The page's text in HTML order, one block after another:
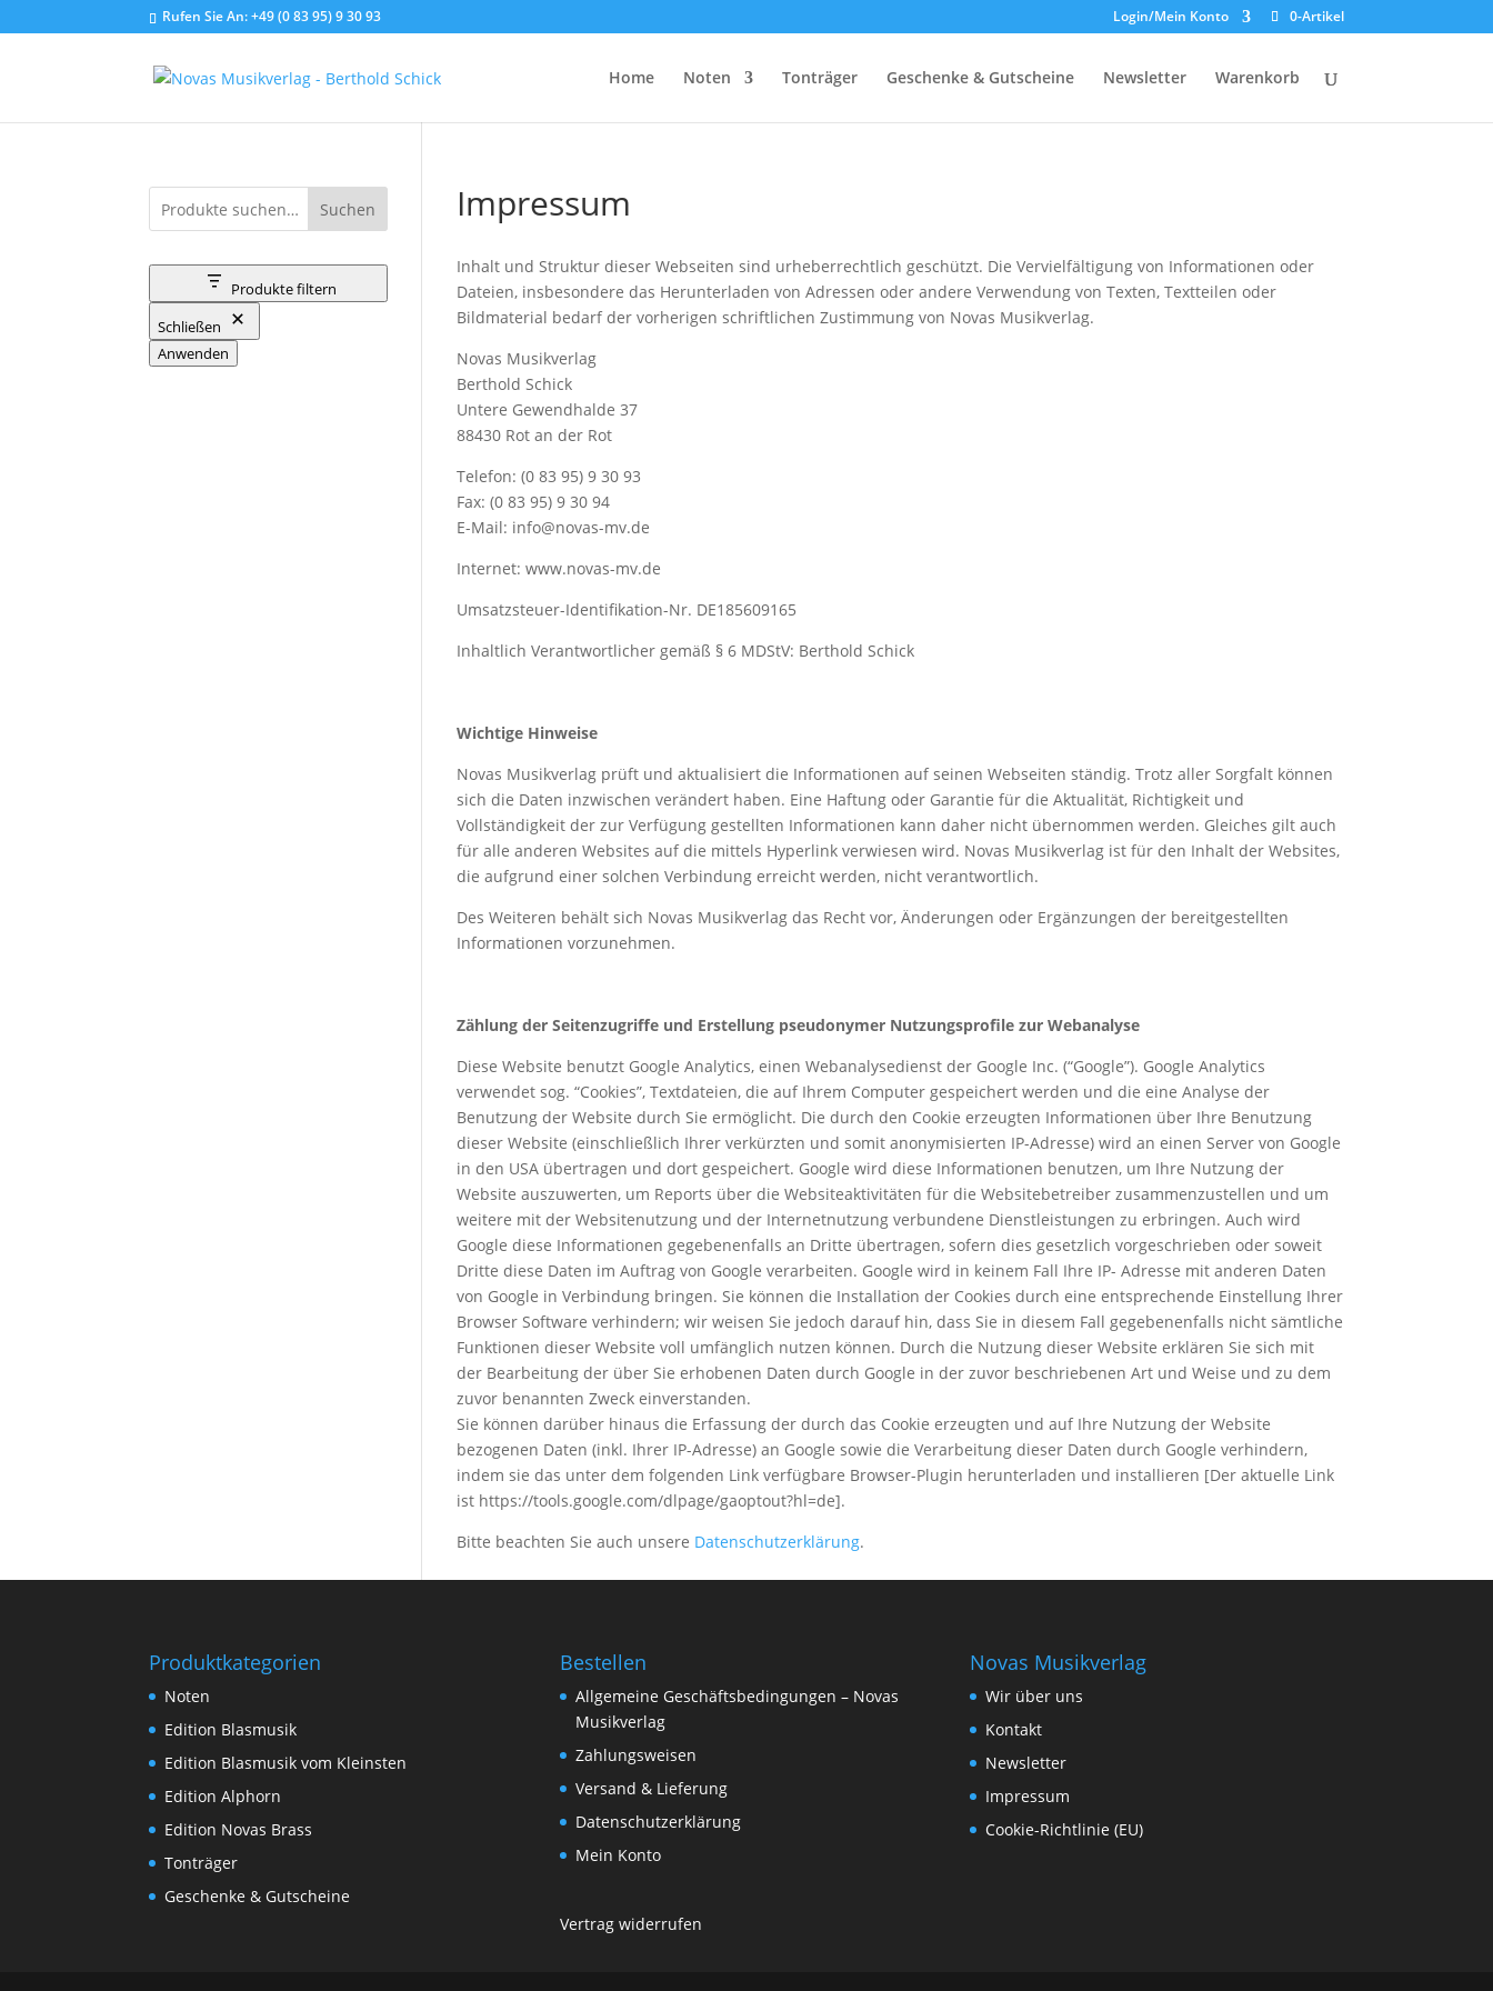
Rufen Sie An:+49 (0 83 95) 9 30 93 Login/Mein Konto 0-Artikel
Home Noten Tonträger Geschenke & Gutscheine Newsletter Warenkorb
Impressum
Inhalt und Struktur dieser Webseiten sind urheberrechtlich geschützt. Die Vervielfältigung von Informationen oder
Dateien, insbesondere das Herunterladen von Adressen oder andere Verwendung von Texten, Textteilen oder
Bildmaterial bedarf der vorherigen schriftlichen Zustimmung von Novas Musikverlag.
Novas Musikverlag
Berthold Schick
Untere Gewendhalde 37
88430 Rot an der Rot
Telefon: (0 83 95) 9 30 93
Fax: (0 83 95) 9 30 94
E-Mail: info@novas-mv.de
Internet: www.novas-mv.de
Umsatzsteuer-Identifikation-Nr. DE185609165
Inhaltlich Verantwortlicher gemäß § 6 MDStV: Berthold Schick
Wichtige Hinweise
Novas Musikverlag prüft und aktualisiert die Informationen auf seinen Webseiten ständig. Trotz aller Sorgfalt können
sich die Daten inzwischen verändert haben. Eine Haftung oder Garantie für die Aktualität, Richtigkeit und
Vollständigkeit der zur Verfügung gestellten Informationen kann daher nicht übernommen werden. Gleiches gilt auch
für alle anderen Websites auf die mittels Hyperlink verwiesen wird. Novas Musikverlag ist für den Inhalt der Websites,
die aufgrund einer solchen Verbindung erreicht werden, nicht verantwortlich.
Des Weiteren behält sich Novas Musikverlag das Recht vor, Änderungen oder Ergänzungen der bereitgestellten
Informationen vorzunehmen.
Zählung der Seitenzugriffe und Erstellung pseudonymer Nutzungsprofile zur Webanalyse
Diese Website benutzt Google Analytics, einen Webanalysedienst der Google Inc. (“Google”). Google Analytics
verwendet sog. “Cookies”, Textdateien, die auf Ihrem Computer gespeichert werden und die eine Analyse der
Benutzung der Website durch Sie ermöglicht. Die durch den Cookie erzeugten Informationen über Ihre Benutzung
dieser Website (einschließlich Ihrer verkürzten und somit anonymisierten IP-Adresse) wird an einen Server von Google
in den USA übertragen und dort gespeichert. Google wird diese Informationen benutzen, um Ihre Nutzung der
Website auszuwerten, um Reports über die Websiteaktivitäten für die Websitebetreiber zusammenzustellen und um
weitere mit der Websitenutzung und der Internetnutzung verbundene Dienstleistungen zu erbringen. Auch wird
Google diese Informationen gegebenenfalls an Dritte übertragen, sofern dies gesetzlich vorgeschrieben oder soweit
Dritte diese Daten im Auftrag von Google verarbeiten. Google wird in keinem Fall Ihre IP- Adresse mit anderen Daten
von Google in Verbindung bringen. Sie können die Installation der Cookies durch eine entsprechende Einstellung Ihrer
Browser Software verhindern; wir weisen Sie jedoch darauf hin, dass Sie in diesem Fall gegebenenfalls nicht sämtliche
Funktionen dieser Website voll umfänglich nutzen können. Durch die Nutzung dieser Website erklären Sie sich mit
der Bearbeitung der über Sie erhobenen Daten durch Google in der zuvor beschriebenen Art und Weise und zu dem
zuvor benannten Zweck einverstanden.
Sie können darüber hinaus die Erfassung der durch das Cookie erzeugten und auf Ihre Nutzung der Website
bezogenen Daten (inkl. Ihrer IP-Adresse) an Google sowie die Verarbeitung dieser Daten durch Google verhindern,
indem sie das unter dem folgenden Link verfügbare Browser-Plugin herunterladen und installieren [Der aktuelle Link
ist https://tools.google.com/dlpage/gaoptout?hl=de].
Bitte beachten Sie auch unsere Datenschutzerklärung.
Suchen
Produkte filtern
Schließen
Anwenden
Produktkategorien
Noten
Edition Blasmusik
Edition Blasmusik vom Kleinsten
Edition Alphorn
Edition Novas Brass
Tonträger
Geschenke & Gutscheine
Bestellen
Allgemeine Geschäftsbedingungen – Novas
Musikverlag
Zahlungsweisen
Versand & Lieferung
Datenschutzerklärung
Mein Konto
Vertrag widerrufen
Novas Musikverlag
Wir über uns
Kontakt
Newsletter
Impressum
Cookie-Richtlinie (EU)